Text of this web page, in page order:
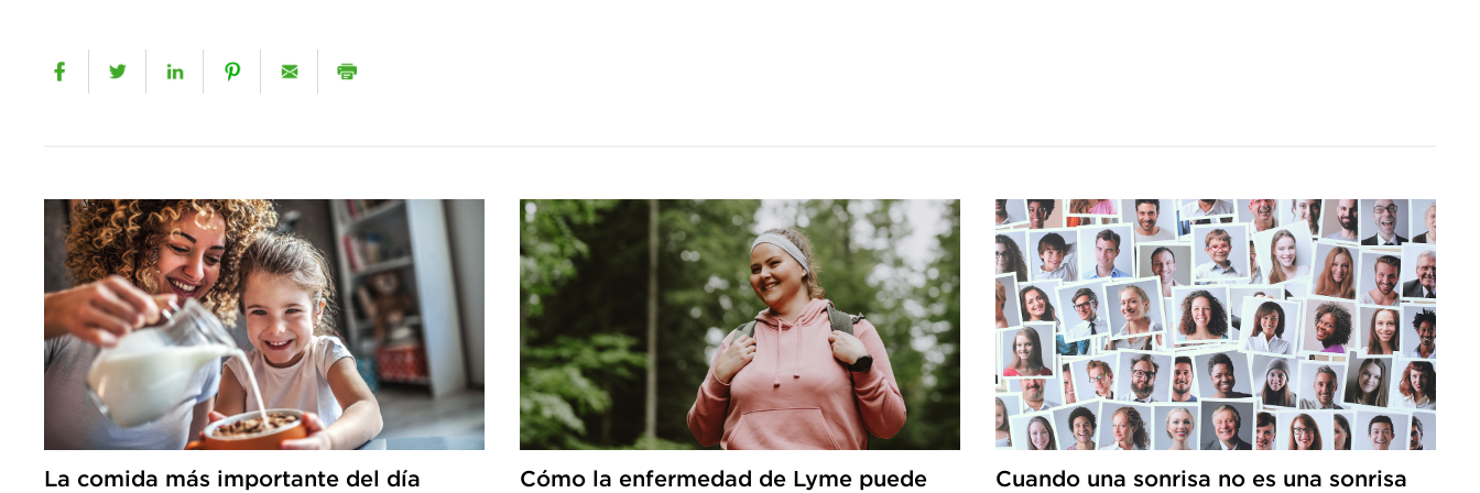
La comida más importante del día Cómo la enfermedad de Lyme puede Cuando una sonrisa no es una sonrisa